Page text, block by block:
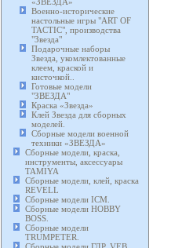
Военно-исторические
настольные игры "ART OF
TACTIC", производства
"Звезда"
Подарочные наборы
Звезда, укомлектованные
клеем, краской и
кисточкой..
Готовые модели
"ЗВЕЗДА"
Краска «Звезда»
Клей Звезда для сборных
моделей.
Сборные модели военной
техники «ЗВЕЗДА»
Сборные модели, краска,
инструменты, аксессуары
TAMIYA
Сборные модели, клей, краска
REVELL
Сборные модели ICM.
Сборные модели HOBBY
BOSS.
Сборные модели
TRUMPETER.